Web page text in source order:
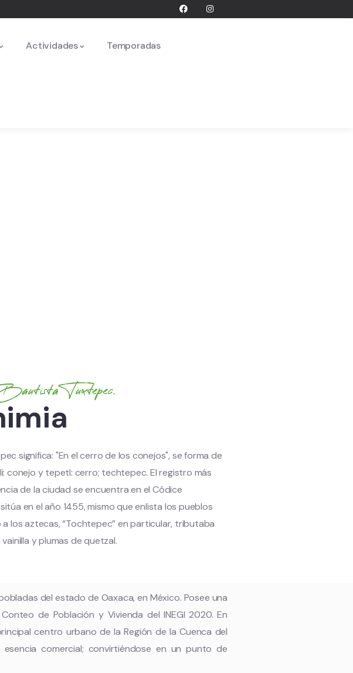
Actividades Temporadas
Tuxtepec.
significa: "En el cerro de los conejos", se forma de
conejo y tepetl: cerro; techtepec. El registro más
de la ciudad se encuentra en el Códice
en el año 1455, mismo que enlista los pueblos
los aztecas, “Tochtepec” en particular, tributaba
y plumas de quetzal.
del estado de Oaxaca, en México. Posee una
de Población y Vivienda del INEGI 2020. En
centro urbano de la Región de la Cuenca del
comercial; convirtiéndose en un punto de